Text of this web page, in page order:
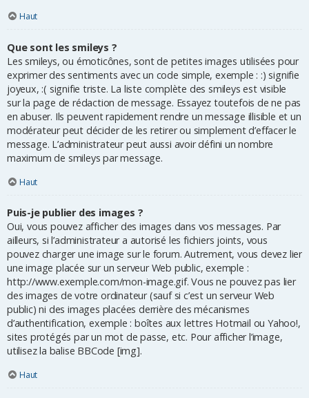
Haut
Que sont les smileys ?
Les smileys, ou émoticônes, sont de petites images utilisées pour
exprimer des sentiments avec un code simple, exemple : :) signifie
joyeux, :( signifie triste. La liste complète des smileys est visible
sur la page de rédaction de message. Essayez toutefois de ne pas
en abuser. Ils peuvent rapidement rendre un message illisible et un
modérateur peut décider de les retirer ou simplement d’effacer le
message. L’administrateur peut aussi avoir défini un nombre
maximum de smileys par message.
Haut
Puis-je publier des images ?
Oui, vous pouvez afficher des images dans vos messages. Par
ailleurs, si l’administrateur a autorisé les fichiers joints, vous
pouvez charger une image sur le forum. Autrement, vous devez lier
une image placée sur un serveur Web public, exemple :
http://www.exemple.com/mon-image.gif. Vous ne pouvez pas lier
des images de votre ordinateur (sauf si c’est un serveur Web
public) ni des images placées derrière des mécanismes
d’authentification, exemple : boîtes aux lettres Hotmail ou Yahoo!,
sites protégés par un mot de passe, etc. Pour afficher l’image,
utilisez la balise BBCode [img].
Haut